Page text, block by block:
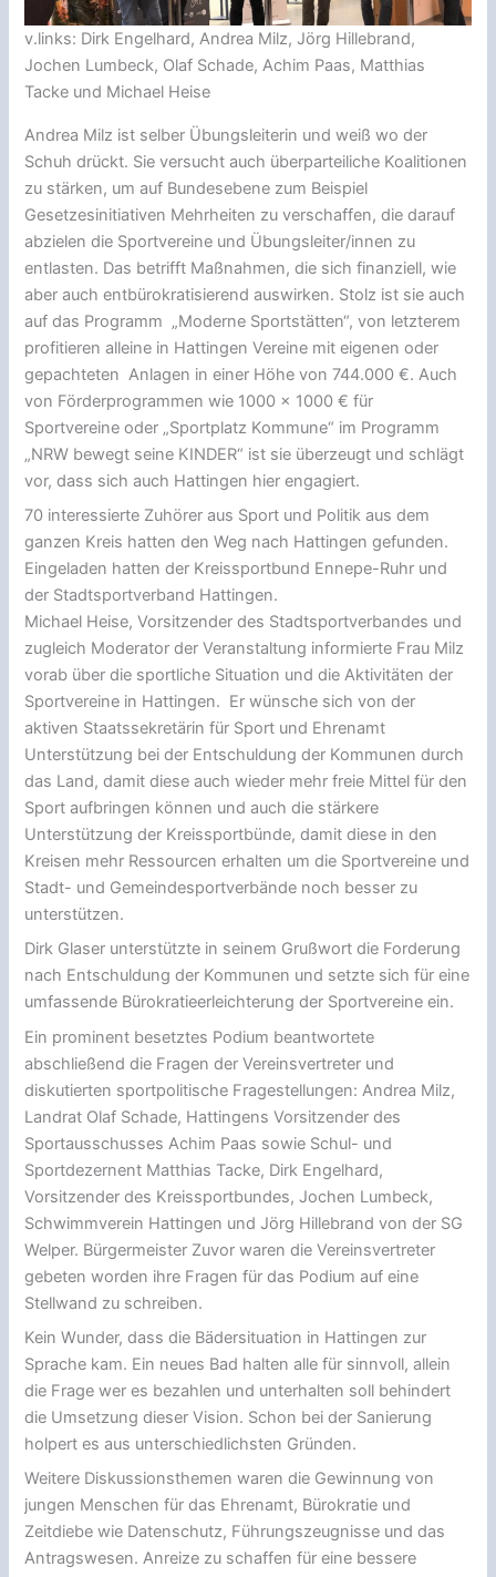
v.links: Dirk Engelhard, Andrea Milz, Jörg Hillebrand,
Jochen Lumbeck, Olaf Schade, Achim Paas, Matthias
Tacke und Michael Heise
Andrea Milz ist selber Übungsleiterin und weiß wo der
Schuh drückt. Sie versucht auch überparteiliche Koalitionen
zu stärken, um auf Bundesebene zum Beispiel
Gesetzesinitiativen Mehrheiten zu verschaffen, die darauf
abzielen die Sportvereine und Übungsleiter/innen zu
entlasten. Das betrifft Maßnahmen, die sich finanziell, wie
aber auch entbürokratisierend auswirken. Stolz ist sie auch
auf das Programm „Moderne Sportstätten“, von letzterem
profitieren alleine in Hattingen Vereine mit eigenen oder
gepachteten Anlagen in einer Höhe von 744.000 €. Auch
von Förderprogrammen wie 1000 x 1000 € für
Sportvereine oder „Sportplatz Kommune“ im Programm
„NRW bewegt seine KINDER“ ist sie überzeugt und schlägt
vor, dass sich auch Hattingen hier engagiert.
70 interessierte Zuhörer aus Sport und Politik aus dem
ganzen Kreis hatten den Weg nach Hattingen gefunden.
Eingeladen hatten der Kreissportbund Ennepe-Ruhr und
der Stadtsportverband Hattingen.
Michael Heise, Vorsitzender des Stadtsportverbandes und
zugleich Moderator der Veranstaltung informierte Frau Milz
vorab über die sportliche Situation und die Aktivitäten der
Sportvereine in Hattingen. Er wünsche sich von der
aktiven Staatssekretärin für Sport und Ehrenamt
Unterstützung bei der Entschuldung der Kommunen durch
das Land, damit diese auch wieder mehr freie Mittel für den
Sport aufbringen können und auch die stärkere
Unterstützung der Kreissportbünde, damit diese in den
Kreisen mehr Ressourcen erhalten um die Sportvereine und
Stadt- und Gemeindesportverbände noch besser zu
unterstützen.
Dirk Glaser unterstützte in seinem Grußwort die Forderung
nach Entschuldung der Kommunen und setzte sich für eine
umfassende Bürokratieerleichterung der Sportvereine ein.
Ein prominent besetztes Podium beantwortete
abschließend die Fragen der Vereinsvertreter und
diskutierten sportpolitische Fragestellungen: Andrea Milz,
Landrat Olaf Schade, Hattingens Vorsitzender des
Sportausschusses Achim Paas sowie Schul- und
Sportdezernent Matthias Tacke, Dirk Engelhard,
Vorsitzender des Kreissportbundes, Jochen Lumbeck,
Schwimmverein Hattingen und Jörg Hillebrand von der SG
Welper. Bürgermeister Zuvor waren die Vereinsvertreter
gebeten worden ihre Fragen für das Podium auf eine
Stellwand zu schreiben.
Kein Wunder, dass die Bädersituation in Hattingen zur
Sprache kam. Ein neues Bad halten alle für sinnvoll, allein
die Frage wer es bezahlen und unterhalten soll behindert
die Umsetzung dieser Vision. Schon bei der Sanierung
holpert es aus unterschiedlichsten Gründen.
Weitere Diskussionsthemen waren die Gewinnung von
jungen Menschen für das Ehrenamt, Bürokratie und
Zeitdiebe wie Datenschutz, Führungszeugnisse und das
Antragswesen. Anreize zu schaffen für eine bessere